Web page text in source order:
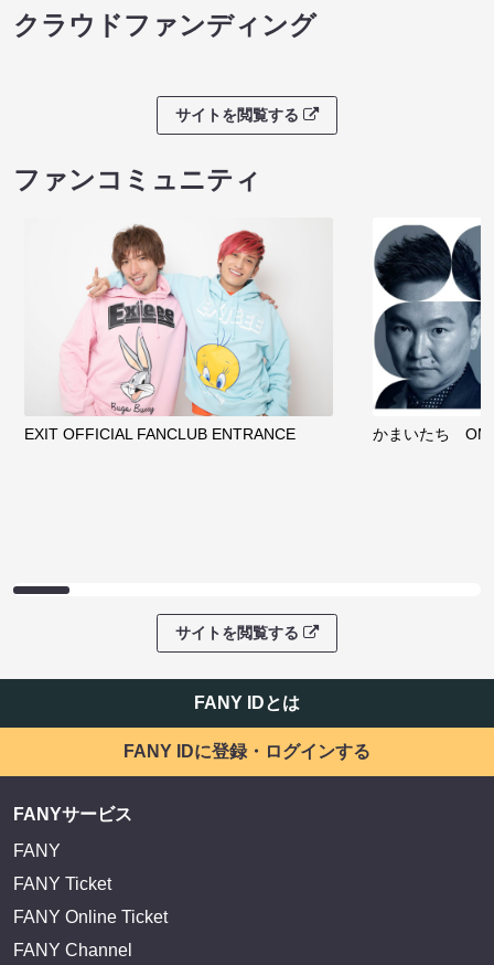
クラウドファンディング
サイトを閲覧する
ファンコミュニティ
EXIT OFFICIAL FANCLUB ENTRANCE かまいたち
サイトを閲覧する
FANY IDとは
FANY IDに登録・ログインする
FANYサービス
FANY
FANY Ticket
FANY Online Ticket
FANY Channel